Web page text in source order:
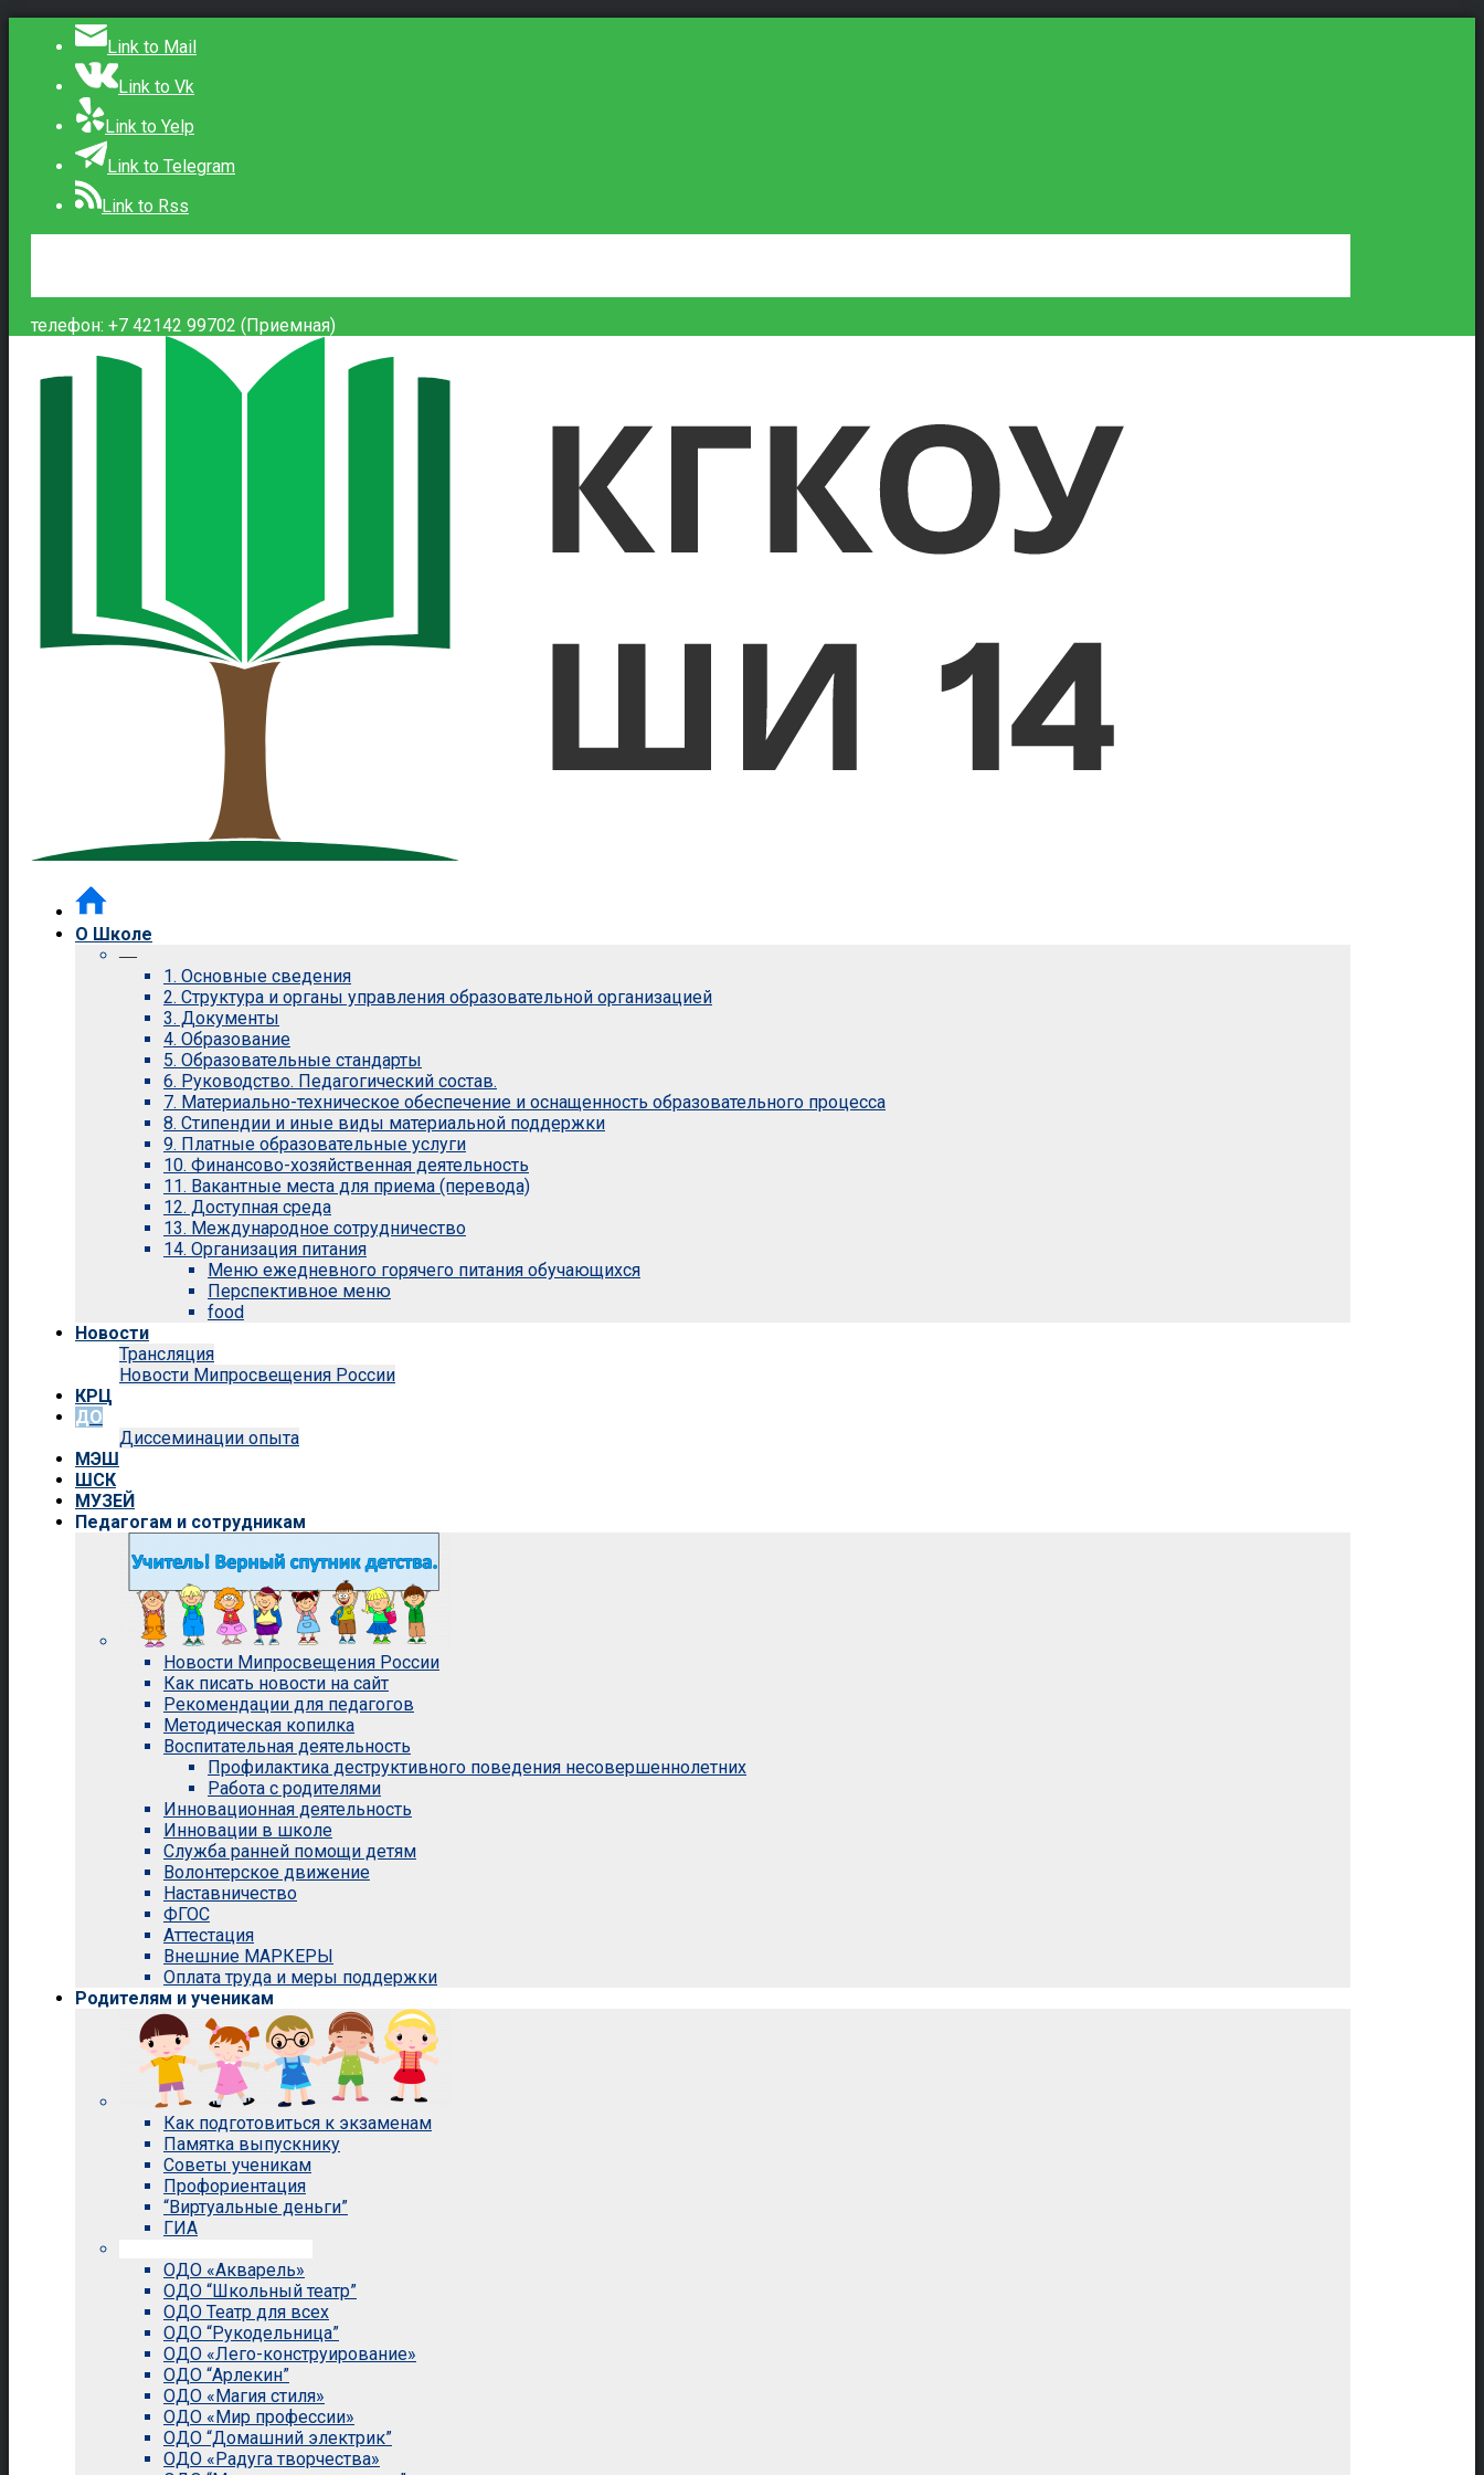
Link to Mail
Link to Vk
Link to Yelp
Link to Telegram
Link to Rss
телефон: +7 42142 99702 (Приемная)
О Школе
—
1. Основные сведения
2. Структура и органы управления образовательной организацией
3. Документы
4. Образование
5. Образовательные стандарты
6. Руководство. Педагогический состав.
7. Материально-техническое обеспечение и оснащенность образовательного процесса
8. Стипендии и иные виды материальной поддержки
9. Платные образовательные услуги
10. Финансово-хозяйственная деятельность
11. Вакантные места для приема (перевода)
12. Доступная среда
13. Международное сотрудничество
14. Организация питания
Меню ежедневного горячего питания обучающихся
Перспективное меню
food
Новости
Трансляция
Новости Мипросвещения России
КРЦ
ДО
Диссеминации опыта
МЭШ
ШСК
МУЗЕЙ
Педагогам и сотрудникам
Новости Мипросвещения России
Как писать новости на сайт
Рекомендации для педагогов
Методическая копилка
Воспитательная деятельность
Профилактика деструктивного поведения несовершеннолетних
Работа с родителями
Инновационная деятельность
Инновации в школе
Служба ранней помощи детям
Волонтерское движение
Наставничество
ФГОС
Аттестация
Внешние МАРКЕРЫ
Оплата труда и меры поддержки
Родителям и ученикам
Как подготовиться к экзаменам
Памятка выпускнику
Советы ученикам
Профориентация
“Виртуальные деньги”
ГИА
ОДО «Акварель»
ОДО “Школьный театр”
ОДО Театр для всех
ОДО “Рукодельница”
ОДО «Лего-конструирование»
ОДО “Арлекин”
ОДО «Магия стиля»
ОДО «Мир профессии»
ОДО “Домашний электрик”
ОДО «Радуга творчества»